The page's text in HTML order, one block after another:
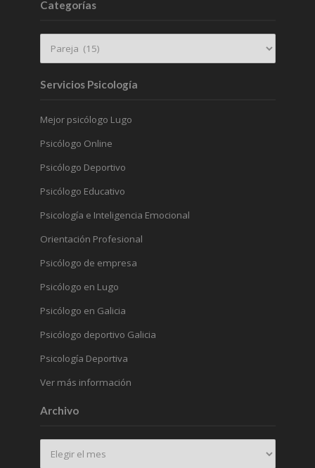
Categorías
Servicios Psicología
Mejor psicólogo Lugo
Psicólogo Online
Psicólogo Deportivo
Psicólogo Educativo
Psicología e Inteligencia Emocional
Orientación Profesional
Psicólogo de empresa
Psicólogo en Lugo
Psicólogo en Galicia
Psicólogo deportivo Galicia
Psicología Deportiva
Ver más información
Archivo
Archivo